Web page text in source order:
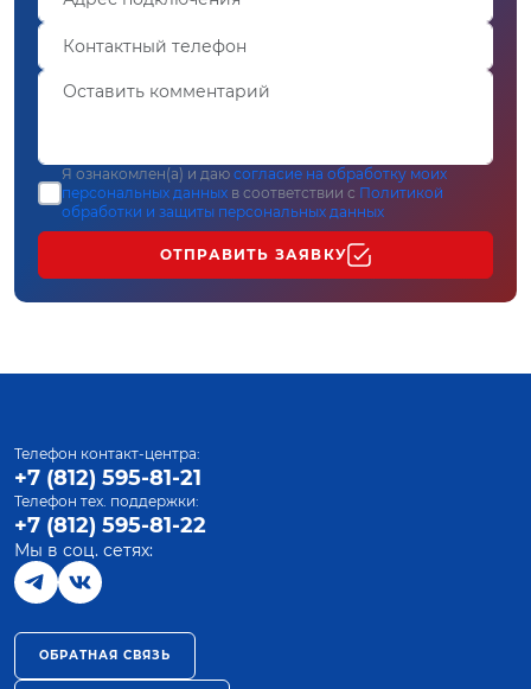
Я ознакомлен(а) и даю согласие на обработку моих
персональных данных в соответствии с Политикой
обработки и защиты персональных данных
ОТПРАВИТЬ ЗАЯВКУ
Телефон контакт-центра:
+7 (812) 595-81-21
Телефон тех. поддержки:
+7 (812) 595-81-22
Мы в соц. сетях:
ОБРАТНАЯ СВЯЗЬ